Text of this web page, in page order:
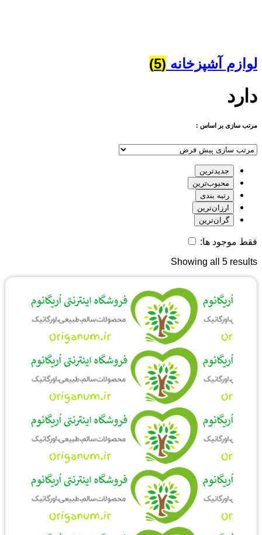
لوازم آشپزخانه (5)
دارد
مرتب سازی بر اساس :
جدیدترین
محبوب‌ترین
رتبه بندی
ارزان‌ترین
گران‌ترین
فقط موجود ها:
Showing all 5 results